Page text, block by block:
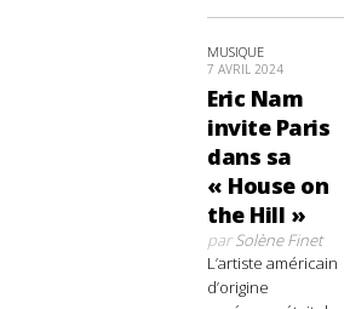
MUSIQUE
7 AVRIL 2024
Eric Nam
invite Paris
dans sa
« House on
the Hill »
parSolène Finet
L’artiste américain
d’origine